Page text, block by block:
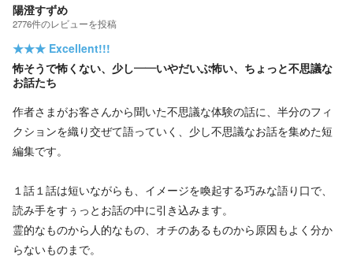
陽澄すずめ
2776件のレビューを投稿
★★★ Excellent!!!
怖そうで怖くない、少し——いやだいぶ怖い、ちょっと不思議な
お話たち
作者さまがお客さんから聞いた不思議な体験の話に、半分のフィ
クションを織り交ぜて語っていく、少し不思議なお話を集めた短
編集です。
１話１話は短いながらも、イメージを喚起する巧みな語り口で、
読み手をすぅっとお話の中に引き込みます。
霊的なものから人的なもの、オチのあるものから原因もよく分か
らないものまで。